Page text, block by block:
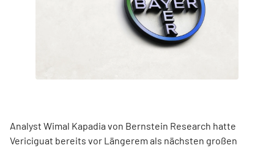
Analyst Wimal Kapadia von Bernstein Research hatte
Vericiguat bereits vor Längerem als nächsten großen